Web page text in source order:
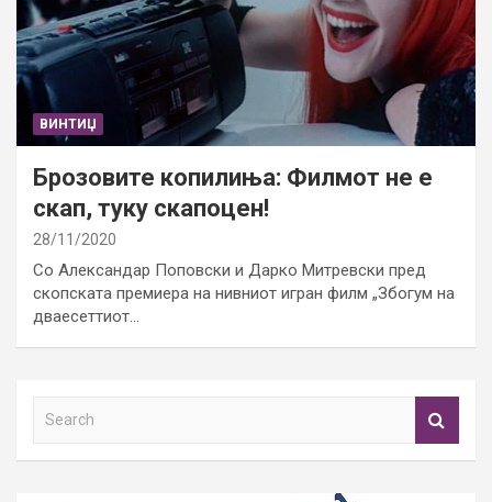
ВИНТИЏ
Брозовите копилиња: Филмот не е
скап, туку скапоцен!
28/11/2020
Со Александар Поповски и Дарко Митревски пред
скопската премиера на нивниот игран филм „Збогум на
дваесеттиот…